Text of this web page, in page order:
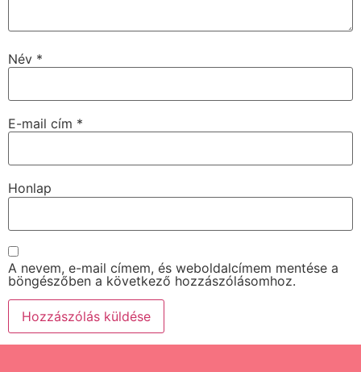
Név *
E-mail cím *
Honlap
A nevem, e-mail címem, és weboldalcímem mentése a
böngészőben a következő hozzászólásomhoz.